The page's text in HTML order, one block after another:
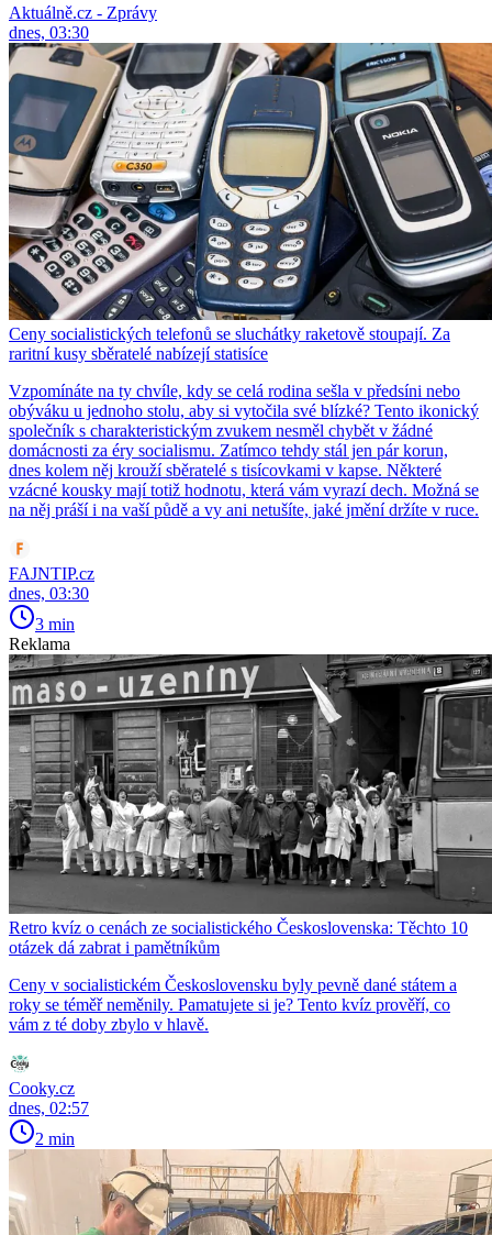
Aktuálně.cz - Zprávy
dnes, 03:30
Ceny socialistických telefonů se sluchátky raketově stoupají. Za
raritní kusy sběratelé nabízejí statisíce
Vzpomínáte na ty chvíle, kdy se celá rodina sešla v předsíni nebo
obýváku u jednoho stolu, aby si vytočila své blízké? Tento ikonický
společník s charakteristickým zvukem nesměl chybět v žádné
domácnosti za éry socialismu. Zatímco tehdy stál jen pár korun,
dnes kolem něj krouží sběratelé s tisícovkami v kapse. Některé
vzácné kousky mají totiž hodnotu, která vám vyrazí dech. Možná se
na něj práší i na vaší půdě a vy ani netušíte, jaké jmění držíte v ruce.
FAJNTIP.cz
dnes, 03:30
3 min
Reklama
Retro kvíz o cenách ze socialistického Československa: Těchto 10
otázek dá zabrat i pamětníkům
Ceny v socialistickém Československu byly pevně dané státem a
roky se téměř neměnily. Pamatujete si je? Tento kvíz prověří, co
vám z té doby zbylo v hlavě.
Cooky.cz
dnes, 02:57
2 min